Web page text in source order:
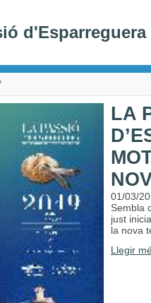
d'Esparreguera
LA
01/03/
Sembla
just
la nova
Llegir